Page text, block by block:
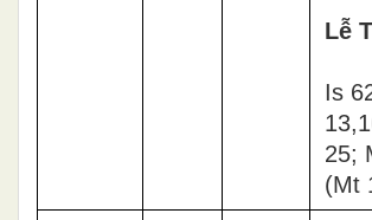
Lễ
Is
25;
(Mt